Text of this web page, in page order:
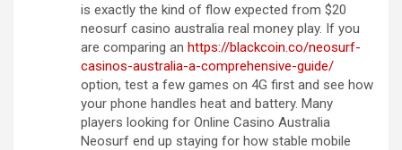
is exactly the kind of flow expected from $20
neosurf casino australia real money play. If you
are comparing an https://blackcoin.co/neosurf-
casinos-australia-a-comprehensive-guide/
option, test a few games on 4G first and see how
your phone handles heat and battery. Many
players looking for Online Casino Australia
Neosurf end up staying for how stable mobile